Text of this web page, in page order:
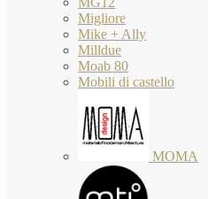
Migliore
Mike + Ally
Milldue
Moab 80
Mobili di castello
MOMA